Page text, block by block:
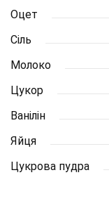
Оцет
Сіль
Молоко
Цукор
Ванілін
Яйця
Цукрова пудра